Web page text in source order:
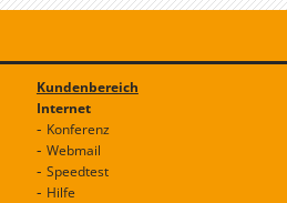
Kundenbereich
Internet
Konferenz
Webmail
Speedtest
Hilfe